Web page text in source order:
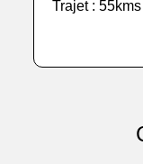
Trajet :